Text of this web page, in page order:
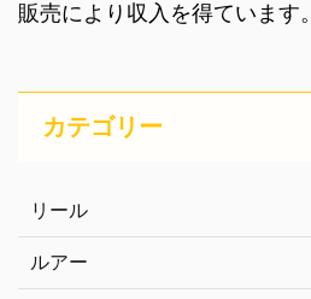
販売により収入を得ています。
カテゴリー
リール
ルアー